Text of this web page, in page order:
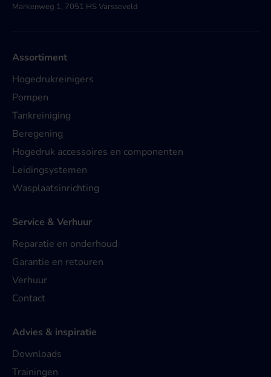
Markenweg 1, 7051 HS Varsseveld
Assortiment
Hogedrukreinigers
Pompen
Tankreiniging
Beregening
Hogedruk accessoires en componenten
Leidingsystemen
Wasplaatsinrichting
Service & Verhuur
Reparatie en onderhoud
Garantie en retouren
Verhuur
Contact
Advies & inspiratie
Downloads
Trainingen